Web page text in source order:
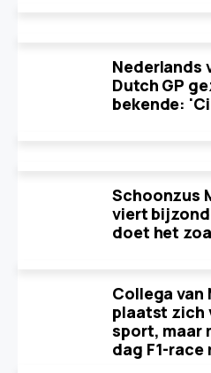
Nederlands
Dutch GP
bekende:
Schoonzus
viert
doet het
Collega van
plaatst zich
sport, maar
dag F1-race